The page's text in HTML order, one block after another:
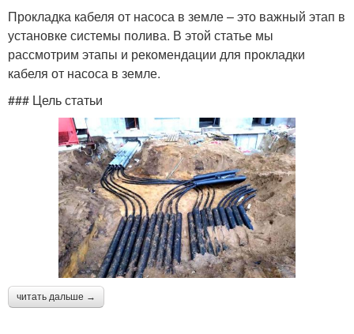
Прокладка кабеля от насоса в земле – это важный этап в
установке системы полива. В этой статье мы
рассмотрим этапы и рекомендации для прокладки
кабеля от насоса в земле.
### Цель статьи
читать дальше →